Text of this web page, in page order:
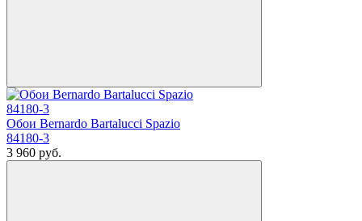
Обои Bernardo Bartalucci Spazio
84180-3
3 960 руб.